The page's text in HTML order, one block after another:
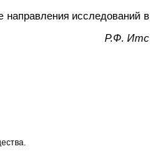
направления исследований в
Р.Ф. Итс